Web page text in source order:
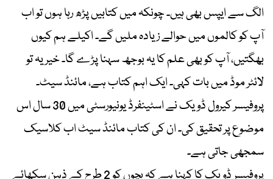
الگ سے ایپس بھی ہیں۔ چونکہ میں کتابیں پڑھ رہا ہوں تو اب
آپ کو کالموں میں حوالے زیادہ ملیں گے۔ اکیلے ہم کیوں
بھگتیں، آپ کو بھی علم کا یہ بوجھ سہنا پڑے گا۔ خیر یہ تو
لائٹر موڈ میں بات کہی۔ ایک اہم کتاب ہے، مائنڈ سیٹ۔
پروفیسر کیرول ڈویک نے اسٹینفرڈ یونیورسٹی میں 30 سال اس
موضوع پر تحقیق کی۔ ان کی کتاب مائنڈ سیٹ اب کلاسیک
سمجھی جاتی ہے۔
پروفیسر ڈویک کا کہنا ہے کہ بچوں کو 2 طرح کے ذہن سکھائے